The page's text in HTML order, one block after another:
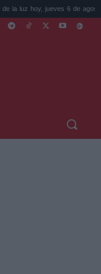
6 de agosto: la hora ...